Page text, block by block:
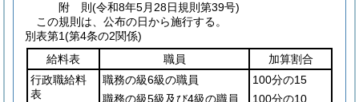
附 則(令和8年5月28日規則第39号)
この規則は、公布の日から施行する。
別表第1(第4条の2関係)
給料表
職員
加算割合
行政職給料
表
職務の級6級の職員
100分の15
職務の級5級及び4級の職員
100分の10